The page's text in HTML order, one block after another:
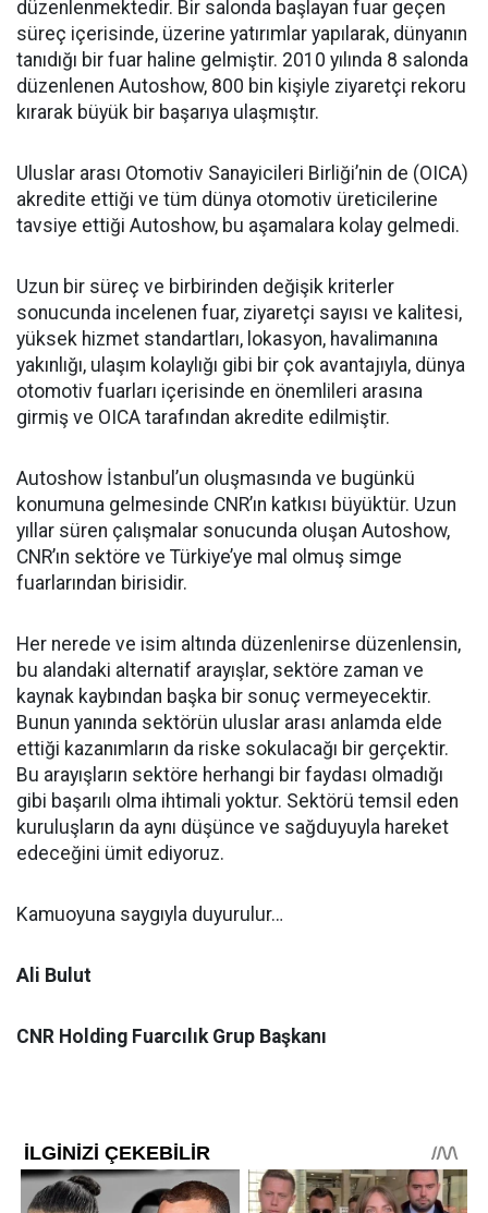
düzenlenmektedir. Bir salonda başlayan fuar geçen
süreç içerisinde, üzerine yatırımlar yapılarak, dünyanın
tanıdığı bir fuar haline gelmiştir. 2010 yılında 8 salonda
düzenlenen Autoshow, 800 bin kişiyle ziyaretçi rekoru
kırarak büyük bir başarıya ulaşmıştır.
Uluslar arası Otomotiv Sanayicileri Birliği’nin de (OICA)
akredite ettiği ve tüm dünya otomotiv üreticilerine
tavsiye ettiği Autoshow, bu aşamalara kolay gelmedi.
Uzun bir süreç ve birbirinden değişik kriterler
sonucunda incelenen fuar, ziyaretçi sayısı ve kalitesi,
yüksek hizmet standartları, lokasyon, havalimanına
yakınlığı, ulaşım kolaylığı gibi bir çok avantajıyla, dünya
otomotiv fuarları içerisinde en önemlileri arasına
girmiş ve OICA tarafından akredite edilmiştir.
Autoshow İstanbul’un oluşmasında ve bugünkü
konumuna gelmesinde CNR’ın katkısı büyüktür. Uzun
yıllar süren çalışmalar sonucunda oluşan Autoshow,
CNR’ın sektöre ve Türkiye’ye mal olmuş simge
fuarlarından birisidir.
Her nerede ve isim altında düzenlenirse düzenlensin,
bu alandaki alternatif arayışlar, sektöre zaman ve
kaynak kaybından başka bir sonuç vermeyecektir.
Bunun yanında sektörün uluslar arası anlamda elde
ettiği kazanımların da riske sokulacağı bir gerçektir.
Bu arayışların sektöre herhangi bir faydası olmadığı
gibi başarılı olma ihtimali yoktur. Sektörü temsil eden
kuruluşların da aynı düşünce ve sağduyuyla hareket
edeceğini ümit ediyoruz.
Kamuoyuna saygıyla duyurulur…
Ali Bulut
CNR Holding Fuarcılık Grup Başkanı